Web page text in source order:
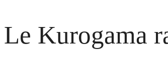
Le Kurogama